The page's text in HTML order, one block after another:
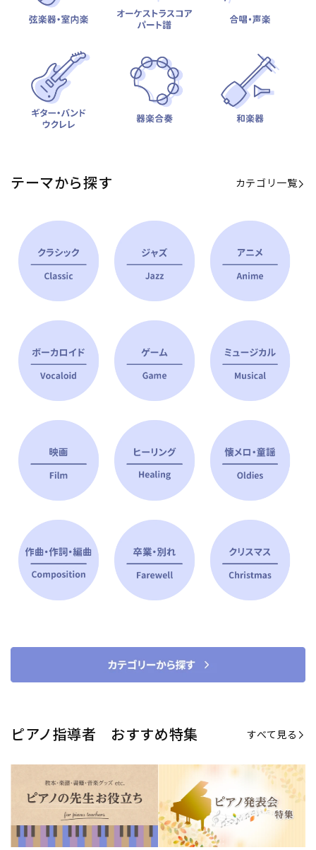
テーマから探す カテゴリ一覧
ピアノ指導者 おすすめ特集 すべて見る